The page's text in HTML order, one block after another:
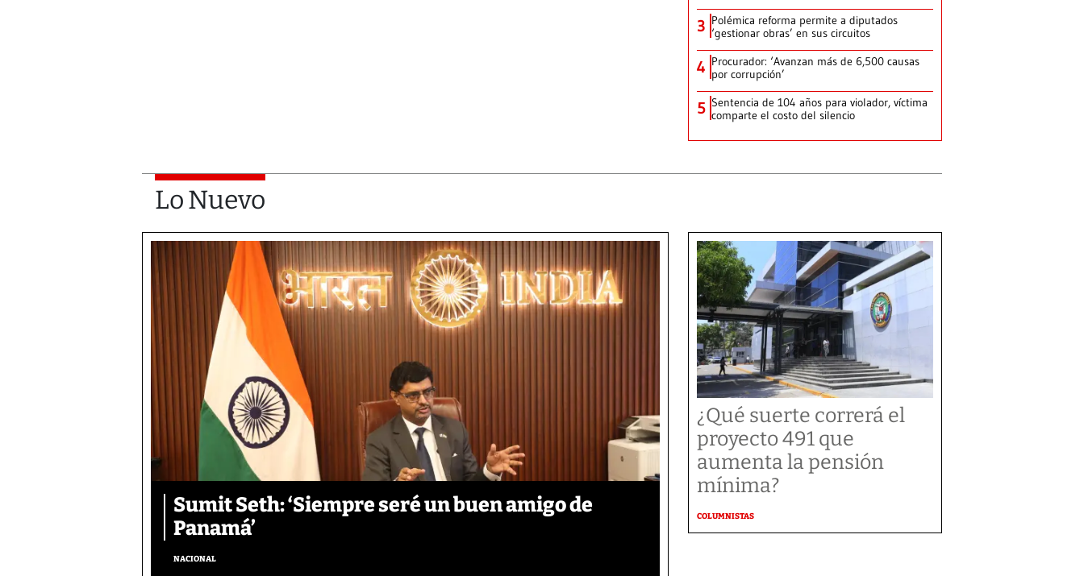
3 Polémica reforma permite a diputados
‘gestionar obras’ en sus circuitos
4 Procurador: ‘Avanzan más de 6,500 causas
por corrupción’
5 Sentencia de 104 años para violador, víctima
comparte el costo del silencio
Lo Nuevo
Sumit Seth: ‘Siempre seré un buen amigo de
Panamá’
NACIONAL
¿Qué suerte correrá el
proyecto 491 que
aumenta la pensión
mínima?
COLUMNISTAS